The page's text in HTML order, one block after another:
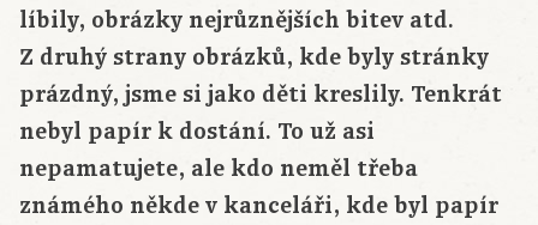
líbily, obrázky nejrůznějších bitev atd.
Z druhý strany obrázků, kde byly stránky
prázdný, jsme si jako děti kreslily. Tenkrát
nebyl papír k dostání. To už asi
nepamatujete, ale kdo neměl třeba
známého někde v kanceláři, kde byl papír